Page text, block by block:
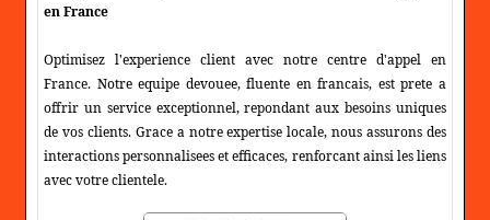
en France
Optimisez l'experience client avec notre centre d'appel en
France. Notre equipe devouee, fluente en francais, est prete a
offrir un service exceptionnel, repondant aux besoins uniques
de vos clients. Grace a notre expertise locale, nous assurons des
interactions personnalisees et efficaces, renforcant ainsi les liens
avec votre clientele.